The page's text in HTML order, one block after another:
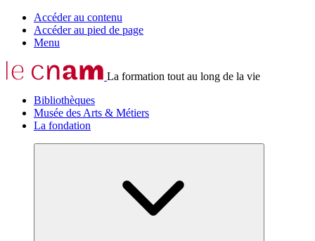
Accéder au contenu
Accéder au pied de page
Menu
La formation tout au long de la vie
Bibliothèques
Musée des Arts & Métiers
La fondation